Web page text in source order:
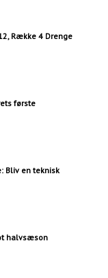
Række 4 Drenge
første
Bliv en teknisk
halvsæson